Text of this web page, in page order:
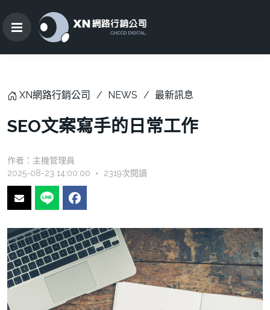
XN網路行銷公司 NEWS 最新訊息
SEO文案寫手的日常工作
作者： 主機管理員
2025-08-23 14:00:00 ‧ 2319次閱讀